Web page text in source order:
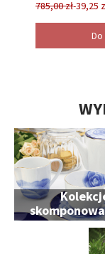
785,00 zł-39,25
Ciebie